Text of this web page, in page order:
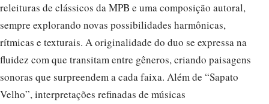
releituras de clássicos da MPB e uma composição autoral,
sempre explorando novas possibilidades harmônicas,
rítmicas e texturais. A originalidade do duo se expressa na
fluidez com que transitam entre gêneros, criando paisagens
sonoras que surpreendem a cada faixa. Além de “Sapato
Velho”, interpretações refinadas de músicas